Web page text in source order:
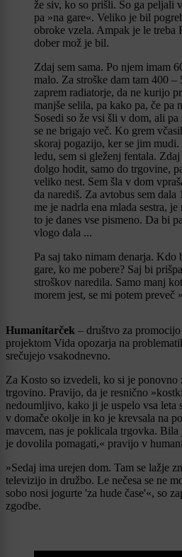
že siv, ko so prišli. So ga peljali
pa »na gare«. Veliko je bil
obroke vzela. Ampak je le treba
dober mož je bil.
Zdaj sem sama. Po njem imam
malo. Za stroške dam tam 400 –
zaprem radiatorje, da ne kurijo
manjše selila, pa kako pa, če pa
Sosedi so že vsi šli v dom, ali
se ne brigajo več. Ko grem
skoraj pogazijo, ker se jim mudi.
ledu, sem si gleženj fentala.
dolgo hodit, samo do trgovine,
veliko nest. Sem šla v dom
da narediš. Za avtobus sem dala
me je nadrla ena mlada sestra,
to je danes vse pismeno. Da bi
vlogo dala ...
Pa saj tako nimam denarja. Kdo
gare, ko me pobere? Saj bi
stroškov naredila. Samo manj
morem jest, se mi potem preveč
Humanitarček – društvo za
projektom Vida opozarja na
srečujejo vsakodnevno.
Za Kosto so izvedeli, ko si je
trgovino. Pravijo, da je resnično
nedoumljivo, kako ji je uspelo vsa leta
v domače okolje in ko je krevsala na
mavcem, nas je poklicala trgovka.
je dovolila pomagati,« pravijo v
»Sedaj ima urejen dom. Tam se lažje
televizijo in družbo. Le nečesa se ne
sobo nosi jogurte 'za hude čase'«, so
zgodbe.